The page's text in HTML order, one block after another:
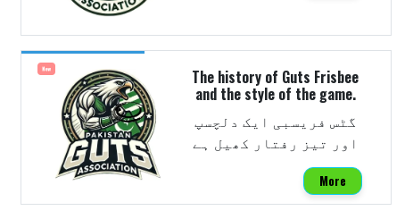
New The history of Guts Frisbee
and the style of the game.
گٹس فریسبی ایک دلچسپ
اور تیز رفتار کھیل ہے
More